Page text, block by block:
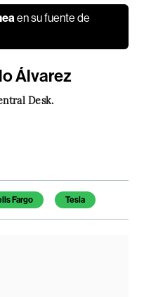
en su fuente de
Álvarez
Desk.
Fargo Tesla